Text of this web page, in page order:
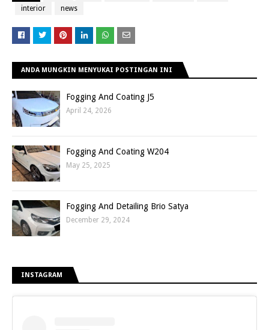
interior
news
ANDA MUNGKIN MENYUKAI POSTINGAN INI
Fogging And Coating J5
April 24, 2026
Fogging And Coating W204
May 25, 2025
Fogging And Detailing Brio Satya
December 29, 2024
INSTAGRAM